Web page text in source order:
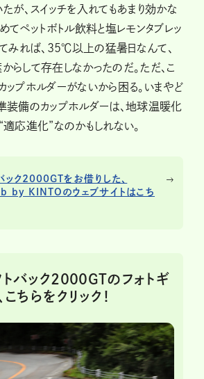
が、スイッチを入れてもあまり効かな
てペットボトル飲料と塩レモンタブレッ
てみれば、35℃以上の猛暑日なんて、
らして存在しなかったのだ。ただ、こ
プホルダーがないから困る。いまやど
装備のカップホルダーは、地球温暖化
応進化”なのかもしれない。
ック2000GTをお借りした、
KINTOのウェブサイトはこち
トバック2000GTのフォトギ
こちらをクリック！